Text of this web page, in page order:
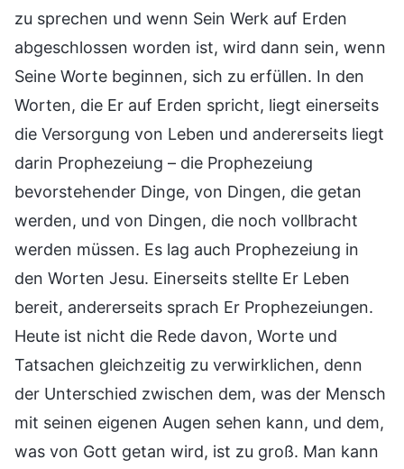
zu sprechen und wenn Sein Werk auf Erden
abgeschlossen worden ist, wird dann sein, wenn
Seine Worte beginnen, sich zu erfüllen. In den
Worten, die Er auf Erden spricht, liegt einerseits
die Versorgung von Leben und andererseits liegt
darin Prophezeiung – die Prophezeiung
bevorstehender Dinge, von Dingen, die getan
werden, und von Dingen, die noch vollbracht
werden müssen. Es lag auch Prophezeiung in
den Worten Jesu. Einerseits stellte Er Leben
bereit, andererseits sprach Er Prophezeiungen.
Heute ist nicht die Rede davon, Worte und
Tatsachen gleichzeitig zu verwirklichen, denn
der Unterschied zwischen dem, was der Mensch
mit seinen eigenen Augen sehen kann, und dem,
was von Gott getan wird, ist zu groß. Man kann